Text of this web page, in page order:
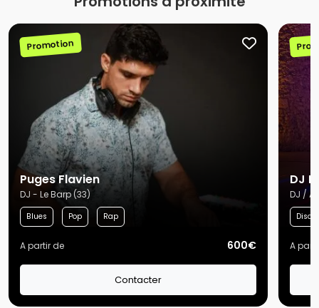
Promotion
Puges Flavien
DJ - Le Barp (33)
Blues Pop Rap
A partir de 600€
Contacter
DJ
DJ /
Disco
A